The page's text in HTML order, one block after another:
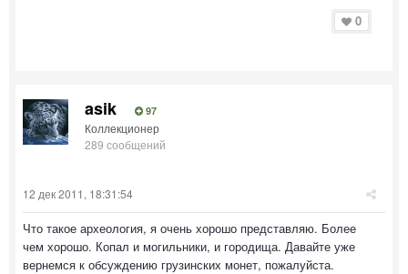
0
asik 97
Коллекционер
289 сообщений
12 дек 2011, 18:31:54
Что такое археология, я очень хорошо представляю. Более
чем хорошо. Копал и могильники, и городища. Давайте уже
вернемся к обсуждению грузинских монет, пожалуйста.